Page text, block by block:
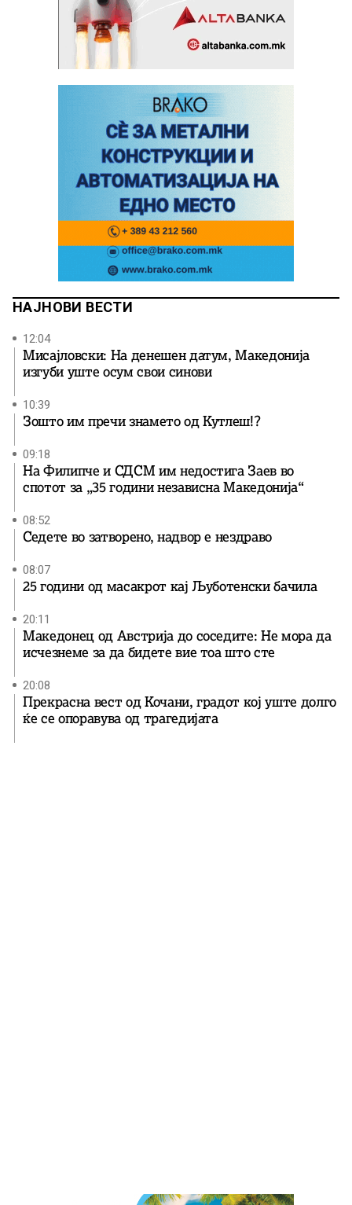
НАЈНОВИ ВЕСТИ
12:04
Мисајловски: На денешен датум, Македонија
изгуби уште осум свои синови
10:39
Зошто им пречи знамето од Кутлеш!?
09:18
На Филипче и СДСМ им недостига Заев во
спотот за „35 години независна Македонија“
08:52
Седете во затворено, надвор е нездраво
08:07
25 години од масакрот кај Љуботенски бачила
20:11
Македонец од Австрија до соседите: Не мора да
исчезнеме за да бидете вие ​​тоа што сте
20:08
Прекрасна вест од Кочани, градот кој уште долго
ќе се опоравува од трагедијата